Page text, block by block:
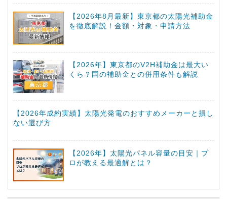
【2026年8月最新】東京都の太陽光補助金
を徹底解説！金額・対象・申請方法
【2026年】東京都のV2H補助金は最大い
くら？国の補助金との併用条件も解説
【2026年成約実績】太陽光発電のおすすめメーカーと損し
ない選び方
【2026年】太陽光パネル容量の目安｜プ
ロが教える最適解とは？